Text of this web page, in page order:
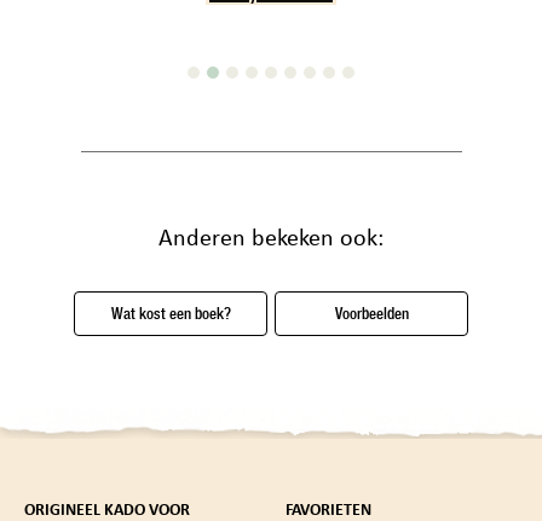
Anderen bekeken ook:
Wat kost een boek? Voorbeelden
ORIGINEEL KADO VOOR FAVORIETEN